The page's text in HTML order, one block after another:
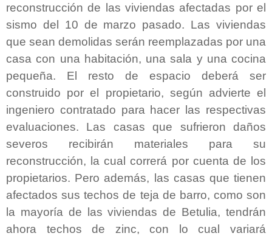
reconstrucción de las viviendas afectadas por el
sismo del 10 de marzo pasado. Las viviendas
que sean demolidas serán reemplazadas por una
casa con una habitación, una sala y una cocina
pequeña. El resto de espacio deberá ser
construido por el propietario, según advierte el
ingeniero contratado para hacer las respectivas
evaluaciones. Las casas que sufrieron daños
severos recibirán materiales para su
reconstrucción, la cual correrá por cuenta de los
propietarios. Pero además, las casas que tienen
afectados sus techos de teja de barro, como son
la mayoría de las viviendas de Betulia, tendrán
ahora techos de zinc, con lo cual variará